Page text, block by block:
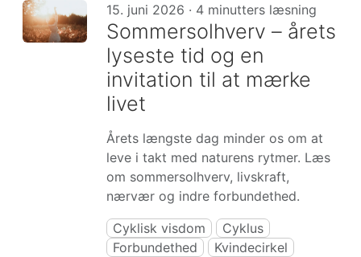
15. juni 2026 · 4 minutters læsning
Sommersolhverv – årets
lyseste tid og en
invitation til at mærke
livet
Årets længste dag minder os om at
leve i takt med naturens rytmer. Læs
om sommersolhverv, livskraft,
nærvær og indre forbundethed.
Cyklisk visdom
Cyklus
Forbundethed
Kvindecirkel